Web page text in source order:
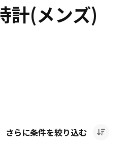
計(メンズ)
さらに条件を絞り込む